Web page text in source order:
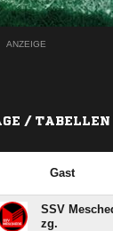
ANZEIGE
/ TABELLEN
Gast
SSV
zg.